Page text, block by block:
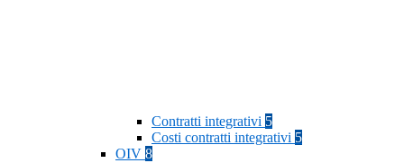
Contratti integrativi 5
Costi contratti integrativi 5
OIV 8